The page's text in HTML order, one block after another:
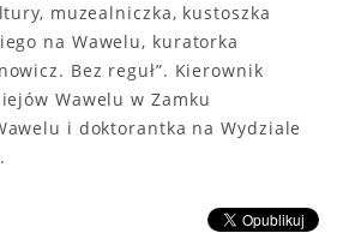
muzealniczka, kustoszka
na Wawelu, kuratorka
Bez reguł”. Kierownik
Wawelu w Zamku
i doktorantka na Wydziale